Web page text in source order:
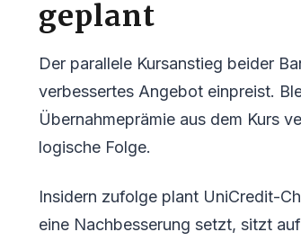
geplant
Der parallele Kursanstieg beider
verbessertes Angebot einpreist.
Übernahmeprämie aus dem Kurs
logische Folge.
Insidern zufolge plant UniCredit-
eine Nachbesserung setzt, sitzt